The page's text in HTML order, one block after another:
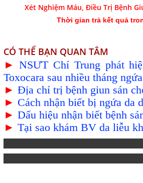
Xét Nghiệm Máu, Điều Trị Bệnh
Thời gian trả kết quả
CÓ THỂ BẠN QUAN TÂM
► NSƯT Chí Trung phát
Toxocara sau nhiều tháng
► Địa chỉ trị bệnh giun sán
► Cách nhận biết bị ngứa da
► Dấu hiệu nhận biết bệnh
► Tại sao khám BV da liễu